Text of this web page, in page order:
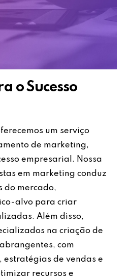
o Sucesso
um serviço
de marketing,
empresarial. Nossa
em marketing conduz
do mercado,
alvo para criar
Além disso,
na criação de
com
estratégias de vendas e
recursos e